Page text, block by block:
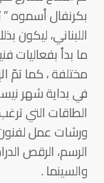
بكرنفال أسموه
اللبناني، ليكون
ما بدأ
مختلفة ، كما تمّ
في بداية شهر
الطاقات التي
ورشات عمل لفنون
الرسم، الرقص
والسينما .